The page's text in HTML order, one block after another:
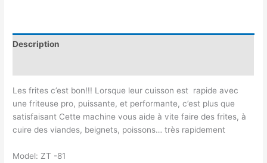
Description
Les frites c’est bon!!! Lorsque leur cuisson est rapide avec
une friteuse pro, puissante, et performante, c’est plus que
satisfaisant Cette machine vous aide à vite faire des frites, à
cuire des viandes, beignets, poissons… très rapidement
Model: ZT -81